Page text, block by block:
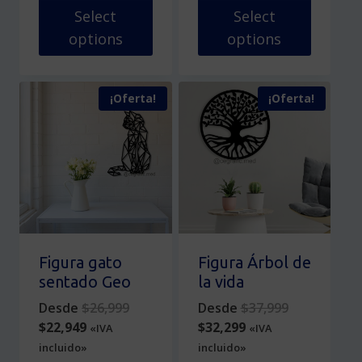
$25,499.
Select
options
producto
opciones
pueden
elegir
en
la
de
producto
$52,699.
Select
options
tiene
múltiples
variantes.
opciones
pueden
elegir
en
la
de
producto
¡Oferta!
Figura gato
sentado Geo
Desde $26,999Original
$22,949Current
price
«IVA
incluido»
¡Oferta!
Figura Árbol de
la vida
Desde $37,999Original
$32,299Current
price
«IVA
incluido»